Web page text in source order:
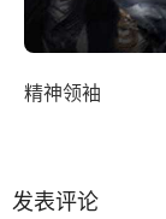
精神领袖
发表评论